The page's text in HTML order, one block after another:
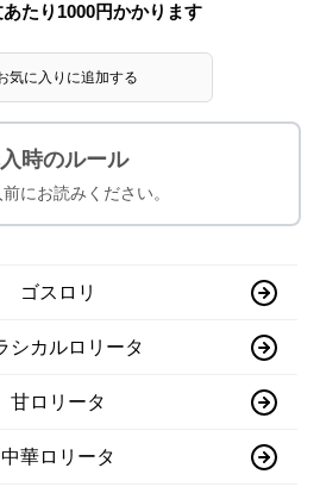
たり 1000円かかります
気に入りに追加する
時のルール
にお読みください。
ゴスロリ
シカルロリータ
甘ロリータ
中華ロリータ